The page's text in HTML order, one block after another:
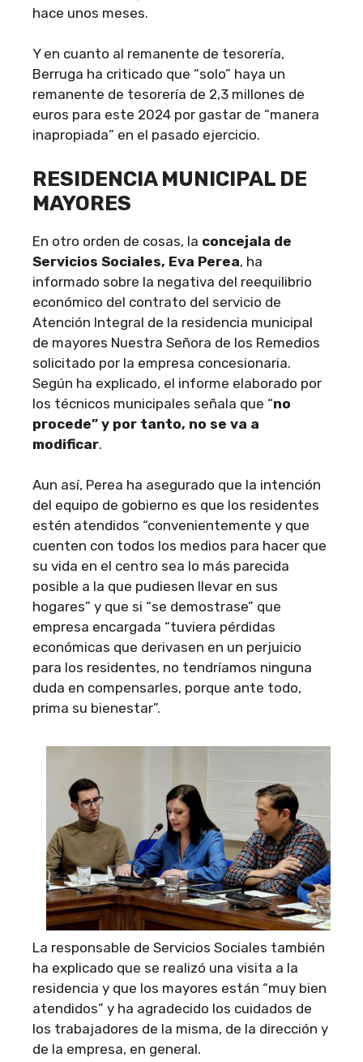
hace unos meses.
Y en cuanto al remanente de tesorería,
Berruga ha criticado que “solo” haya un
remanente de tesorería de 2,3 millones de
euros para este 2024 por gastar de “manera
inapropiada” en el pasado ejercicio.
RESIDENCIA MUNICIPAL DE
MAYORES
En otro orden de cosas, la concejala de
Servicios Sociales, Eva Perea, ha
informado sobre la negativa del reequilibrio
económico del contrato del servicio de
Atención Integral de la residencia municipal
de mayores Nuestra Señora de los Remedios
solicitado por la empresa concesionaria.
Según ha explicado, el informe elaborado por
los técnicos municipales señala que “no
procede” y por tanto, no se va a
modificar.
Aun así, Perea ha asegurado que la intención
del equipo de gobierno es que los residentes
estén atendidos “convenientemente y que
cuenten con todos los medios para hacer que
su vida en el centro sea lo más parecida
posible a la que pudiesen llevar en sus
hogares” y que si “se demostrase” que
empresa encargada “tuviera pérdidas
económicas que derivasen en un perjuicio
para los residentes, no tendríamos ninguna
duda en compensarles, porque ante todo,
prima su bienestar”.
La responsable de Servicios Sociales también
ha explicado que se realizó una visita a la
residencia y que los mayores están “muy bien
atendidos” y ha agradecido los cuidados de
los trabajadores de la misma, de la dirección y
de la empresa, en general.